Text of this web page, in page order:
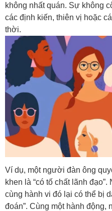
không nhất quán. Sự không
các định kiến, thiên vị hoặc
thời.
Ví dụ, một người đàn ông
khen là “có tố chất lãnh
cùng hành vi đó lại có thể bị
đoán”. Cùng một hành động,